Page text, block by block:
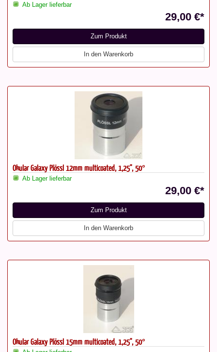
Ab Lager lieferbar
29,00 €*
Zum Produkt
In den Warenkorb
Okular Galaxy Plössl 12mm multicoated, 1,25", 50°
Ab Lager lieferbar
29,00 €*
Zum Produkt
In den Warenkorb
Okular Galaxy Plössl 15mm multicoated, 1,25", 50°